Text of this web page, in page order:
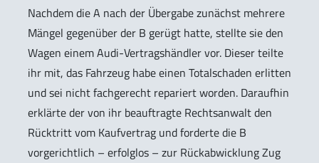
Nachdem die A nach der Übergabe zunächst mehrere
Mängel gegenüber der B gerügt hatte, stellte sie den
Wagen einem Audi-Vertragshändler vor. Dieser teilte
ihr mit, das Fahrzeug habe einen Totalschaden erlitten
und sei nicht fachgerecht repariert worden. Daraufhin
erklärte der von ihr beauftragte Rechtsanwalt den
Rücktritt vom Kaufvertrag und forderte die B
vorgerichtlich – erfolglos – zur Rückabwicklung Zug